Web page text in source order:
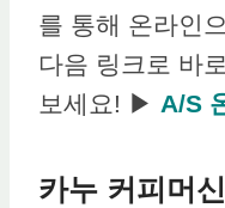
를 통해 온라인
다음 링크로 바
보세요! ▶ A/S
카누 커피머